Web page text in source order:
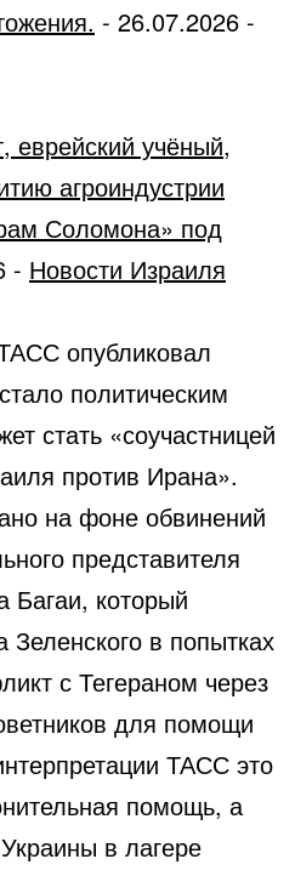
- 26.07.2026 -
учёный,
агроиндустрии
Соломона» под
- Новости Израиля
опубликовал
политическим
стать «соучастницей
против Ирана».
на фоне обвинений
представителя
который
в попытках
с Тегераном через
для помощи
ТАСС это
помощь, а
в лагере